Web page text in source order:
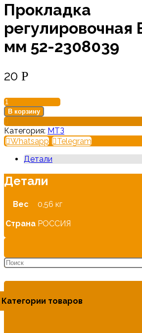
Прокладка
регулировочная
мм 52-2308039
20 Р
Количество
товара
Прокладка
регулировочная
В=0,2
мм
52-
В корзину
Категория: МТЗ
Whatsapp
Telegram
Детали
Детали
Вес 0,56 кг
Страна РОССИЯ
Категории товаров